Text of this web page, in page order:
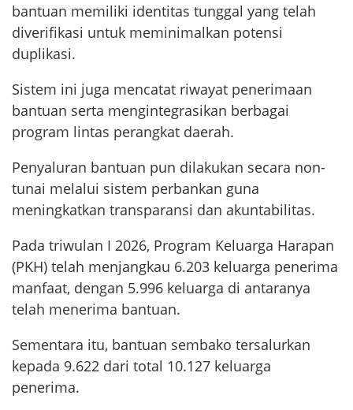
bantuan memiliki identitas tunggal yang telah
diverifikasi untuk meminimalkan potensi
duplikasi.
Sistem ini juga mencatat riwayat penerimaan
bantuan serta mengintegrasikan berbagai
program lintas perangkat daerah.
Penyaluran bantuan pun dilakukan secara non-
tunai melalui sistem perbankan guna
meningkatkan transparansi dan akuntabilitas.
Pada triwulan I 2026, Program Keluarga Harapan
(PKH) telah menjangkau 6.203 keluarga penerima
manfaat, dengan 5.996 keluarga di antaranya
telah menerima bantuan.
Sementara itu, bantuan sembako tersalurkan
kepada 9.622 dari total 10.127 keluarga
penerima.